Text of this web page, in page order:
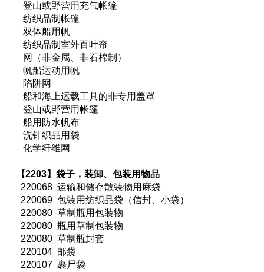
登山或野营用充气帐篷
纺织品制帐篷
双体船用帆
纺织品制室外百叶帘
网（非金属、非石棉制）
帆船运动用帆
陷阱网
船和海上运载工具的非专用盖罩
登山或野营用帐篷
船用防水帆布
洗针织品用袋
化学纤维网
【2203】袋子，装卸、包装用物品
220068 运输和储存散装物用麻袋
220069 包装用纺织品袋（信封、小袋）
220080 草制瓶用包装物
220080 瓶用草制包装物
220080 草制瓶封套
220104 邮袋
220107 裹尸袋